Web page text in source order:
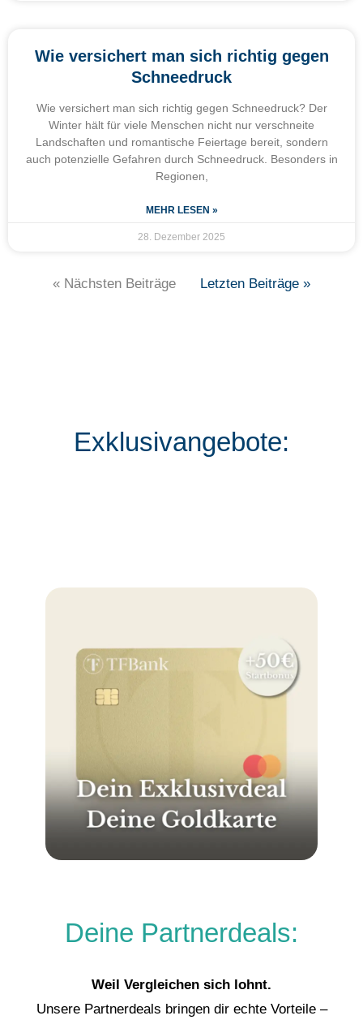
Wie versichert man sich richtig gegen
Schneedruck
Wie versichert man sich richtig gegen Schneedruck? Der
Winter hält für viele Menschen nicht nur verschneite
Landschaften und romantische Feiertage bereit, sondern
auch potenzielle Gefahren durch Schneedruck. Besonders in
Regionen,
MEHR LESEN »
28. Dezember 2025
« Nächsten Beiträge Letzten Beiträge »
Exklusivangebote:
Deine Partnerdeals:
Weil Vergleichen sich lohnt.
Unsere Partnerdeals bringen dir echte Vorteile –